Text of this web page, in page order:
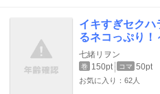
イキすぎセクハ
るネコっぷり！
七緒リヲン
巻 150pt コマ 50pt
お気に入り：62人